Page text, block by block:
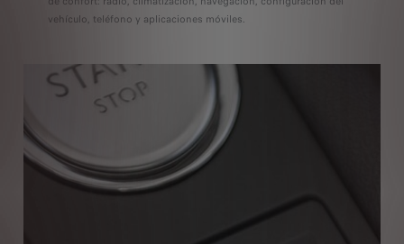
vehículo, teléfono y aplicaciones móviles.